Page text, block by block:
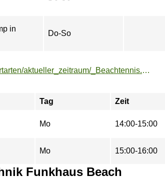
in
Do-So
https://zeh2.zeh.hu-berlin.de/sportarten/aktueller_zeitraum/_Beachtennis.html
Tag Zeit
Mo 14:00-15:00
Mo 15:00-16:00
Funkhaus Beach